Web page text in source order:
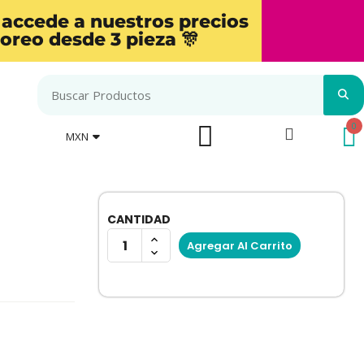
a nuestros precios
desde 3 pieza 🎊
MXN
CANTIDAD
Agregar Al Carrito